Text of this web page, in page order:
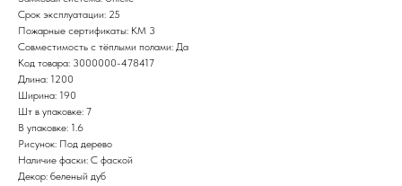
Срок эксплуатации: 25
Пожарные сертификаты: КМ 3
Совместимость с тёплыми полами: Да
Код товара: 3000000-478417
Длина: 1200
Ширина: 190
Шт в упаковке: 7
В упаковке: 1.6
Рисунок: Под дерево
Наличие фаски: С фаской
Декор: беленый дуб